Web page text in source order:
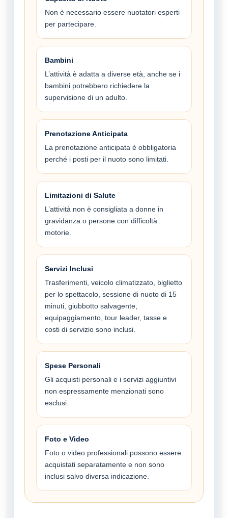
Non è necessario essere nuotatori esperti
per partecipare.
Bambini
L’attività è adatta a diverse età, anche se i
bambini potrebbero richiedere la
supervisione di un adulto.
Prenotazione Anticipata
La prenotazione anticipata è obbligatoria
perché i posti per il nuoto sono limitati.
Limitazioni di Salute
L’attività non è consigliata a donne in
gravidanza o persone con difficoltà
motorie.
Servizi Inclusi
Trasferimenti, veicolo climatizzato, biglietto
per lo spettacolo, sessione di nuoto di 15
minuti, giubbotto salvagente,
equipaggiamento, tour leader, tasse e
costi di servizio sono inclusi.
Spese Personali
Gli acquisti personali e i servizi aggiuntivi
non espressamente menzionati sono
esclusi.
Foto e Video
Foto o video professionali possono essere
acquistati separatamente e non sono
inclusi salvo diversa indicazione.